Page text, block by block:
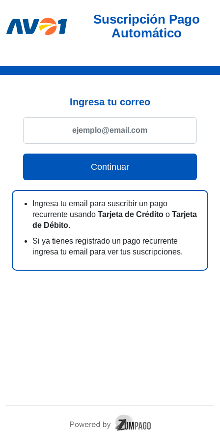
Suscripción Pago
Automático
Ingresa tu correo
Ingresa tu email para suscribir un pago
recurrente usando Tarjeta de Crédito o Tarjeta
de Débito.
Si ya tienes registrado un pago recurrente
ingresa tu email para ver tus suscripciones.